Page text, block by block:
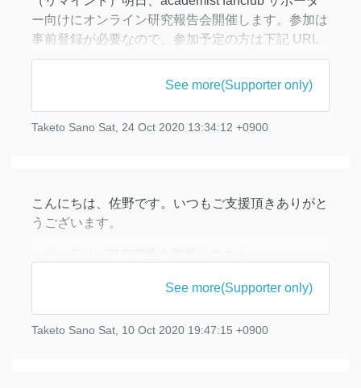
ー向けにオンライン研究報告会開催します。参加は
事前登録が必要なので、参加予定の方は下記 URL
より参加登録をお願い致します。
日時：10/25(日) 13:00〜15:00
場所：オンライン（Zoom）
参加登録 URL：
See more(Supporter only)
Taketo Sano Sat, 24 Oct 2020 13:34:12 +0900
こんにちは、佐野です。いつもご支援頂きありがと
うございます。
日時：10/25(日) 13:00〜15:00
前回お知らせしました、当 fanclub メンバー限定の
See more(Supporter only)
Taketo Sano Sat, 10 Oct 2020 19:47:15 +0900